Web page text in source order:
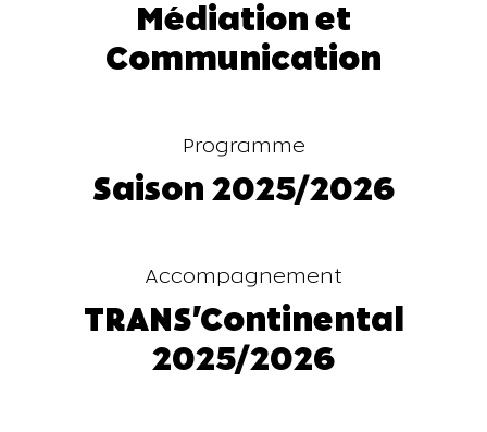
Médiation et
Communication
Programme
Saison 2025/2026
Accompagnement
TRANS'Continental
2025/2026